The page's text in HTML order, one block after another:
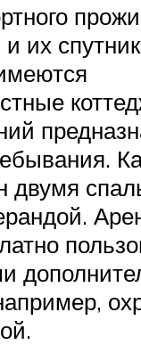
их
двумя